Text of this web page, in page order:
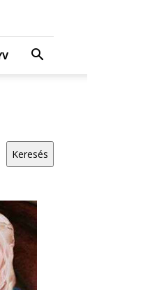
Keresés